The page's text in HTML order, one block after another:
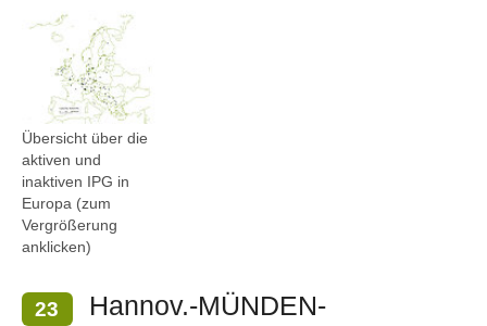
Show larger version
Übersicht über die
aktiven und
inaktiven IPG in
Europa (zum
Vergrößerung
anklicken)
23
Hannov.-MÜNDEN-